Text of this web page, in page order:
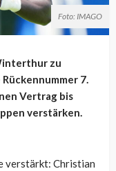
Foto: IMAGO
zu
7.
Vertrag bis
verstärken.
verstärkt: Christian